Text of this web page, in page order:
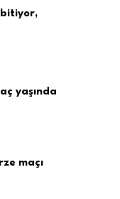
bitiyor,
yaşında
maçı